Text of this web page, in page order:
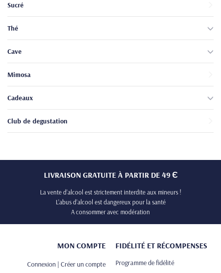
Sucré
Thé
Cave
Mimosa
Cadeaux
Club de degustation
LIVRAISON GRATUITE À PARTIR DE 49 Є
La vente d’alcool est strictement interdite aux mineurs !
L’abus d’alcool est dangereux pour la santé
A consommer avec modération
MON COMPTE
Connexion | Créer un compte
FIDÉLITÉ ET RÉCOMPENSES
Programme de fidélité